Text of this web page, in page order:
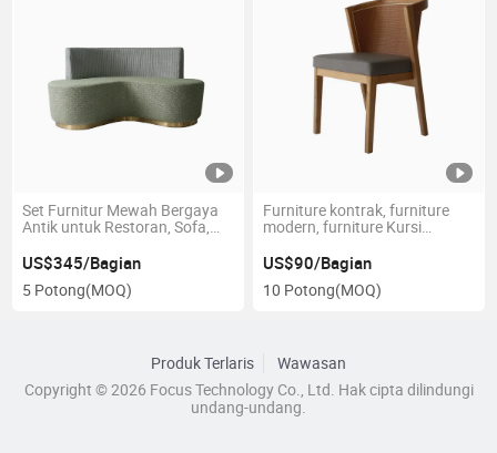
Set Furnitur Mewah Bergaya
Antik untuk Restoran, Sofa,
US$345/Bagian
5 Potong(MOQ)
Furniture kontrak, furniture
modern, furniture Kursi
US$90/Bagian
10 Potong(MOQ)
Produk Terlaris
Wawasan
Copyright © 2026 Focus Technology Co., Ltd. Hak cipta dilindungi
undang-undang.